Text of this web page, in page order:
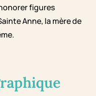
figures
Anne, la mère de